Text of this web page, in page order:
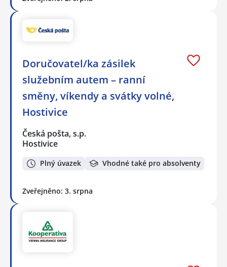
Doručovatel/ka zásilek
služebním autem – ranní
směny, víkendy a svátky volné,
Hostivice
Česká pošta, s.p.
Hostivice
Plný úvazek Vhodné také pro absolventy
Zveřejněno: 3. srpna